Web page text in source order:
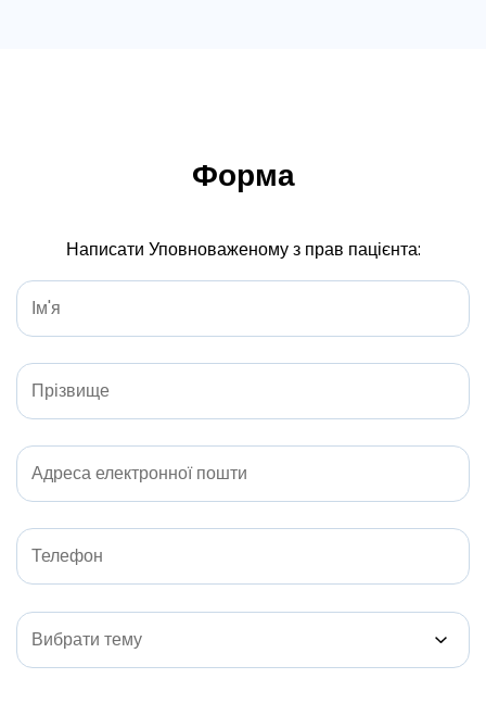
Форма
Написати Уповноваженому з прав пацієнта: